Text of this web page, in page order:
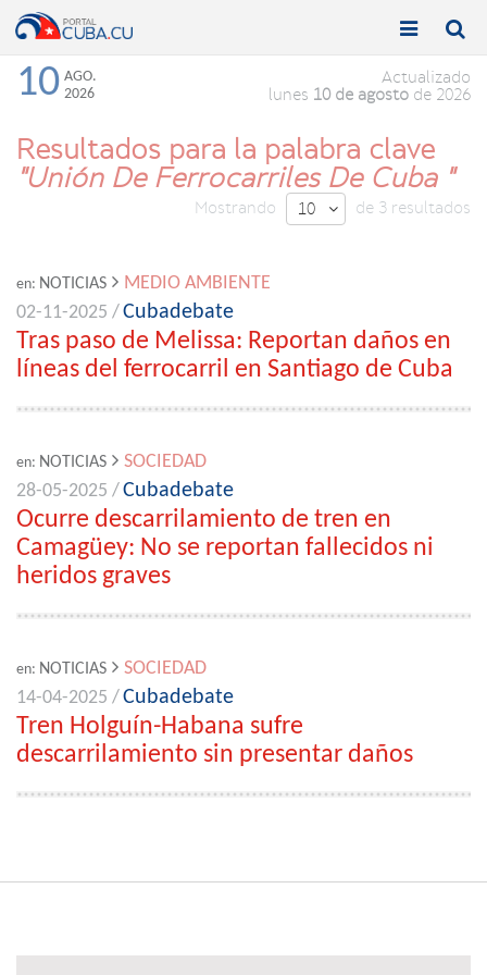
Toggle

Toggle

10 AGO.
2026
Actualizado
lunes 10 de agosto de 2026
Resultados para la palabra clave
"Unión De Ferrocarriles De Cuba "
Mostrando 10  de 3 resultados
en: NOTICIAS
MEDIO AMBIENTE
02-11-2025 /Cubadebate
Tras paso de Melissa: Reportan daños en
líneas del ferrocarril en Santiago de Cuba
en: NOTICIAS
SOCIEDAD
28-05-2025 /Cubadebate
Ocurre descarrilamiento de tren en
Camagüey: No se reportan fallecidos ni
heridos graves
en: NOTICIAS
SOCIEDAD
14-04-2025 /Cubadebate
Tren Holguín-Habana sufre
descarrilamiento sin presentar daños